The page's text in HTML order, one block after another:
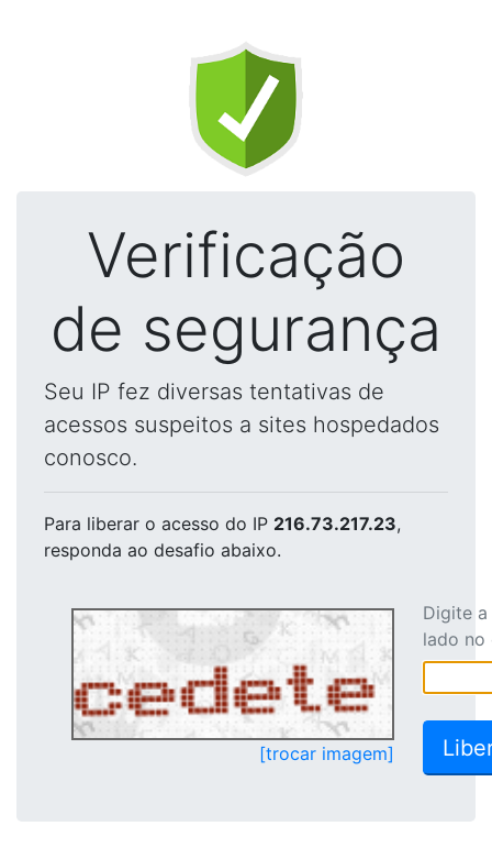
Verificação
de segurança
Seu IP fez diversas tentativas de
acessos suspeitos a sites hospedados
conosco.
Para liberar o acesso do IP 216.73.217.23,
responda ao desafio abaixo.
[trocar imagem]
Digite
lado no